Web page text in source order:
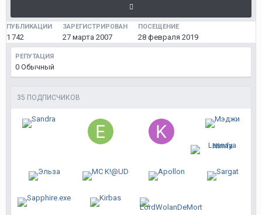
ПУБЛИКАЦИИ
1 742
ЗАРЕГИСТРИРОВАН
27 марта 2007
ПОСЕЩЕНИЕ
28 февраля 2019
РЕПУТАЦИЯ
0 Обычный
35 ПОДПИСЧИКОВ